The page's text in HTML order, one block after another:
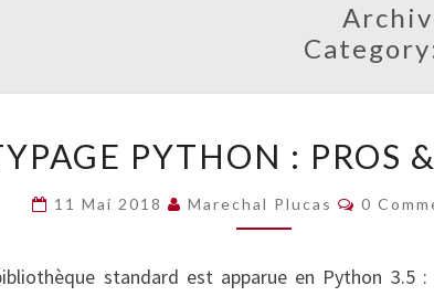
PYTHON
:
PROS
PYTHON : PROS
11 Mai 2018 Marechal Plucas 0
standard est apparue en Python 3.5